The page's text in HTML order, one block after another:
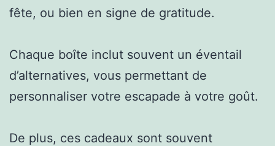
fête, ou bien en signe de gratitude.
Chaque boîte inclut souvent un éventail
d’alternatives, vous permettant de
personnaliser votre escapade à votre goût.
De plus, ces cadeaux sont souvent